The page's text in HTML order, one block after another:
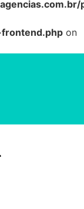
on